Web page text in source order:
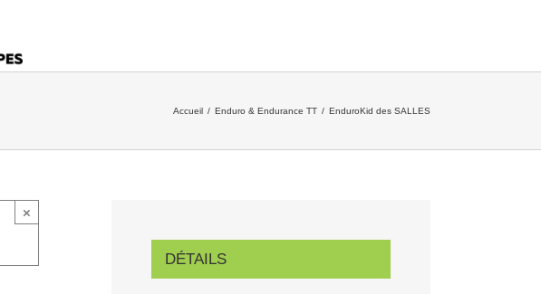
Accueil / Enduro & Endurance TT / EnduroKid des SALLES
×
DÉTAILS